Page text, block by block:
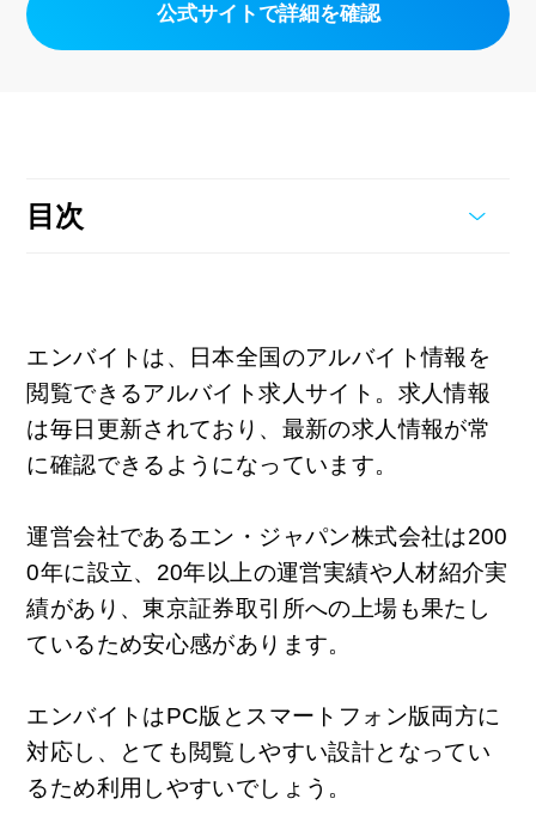
公式サイトで詳細を確認
目次
エンバイトは、日本全国のアルバイト情報を
閲覧できるアルバイト求人サイト。求人情報
は毎日更新されており、最新の求人情報が常
に確認できるようになっています。
運営会社であるエン・ジャパン株式会社は200
0年に設立、20年以上の運営実績や人材紹介実
績があり、東京証券取引所への上場も果たし
ているため安心感があります。
エンバイトはPC版とスマートフォン版両方に
対応し、とても閲覧しやすい設計となってい
るため利用しやすいでしょう。